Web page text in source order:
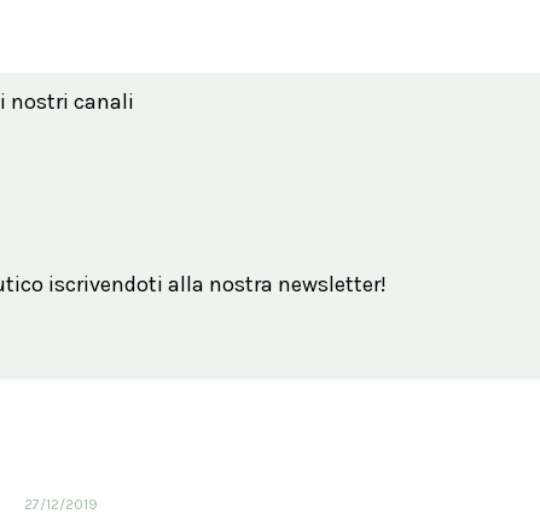
nostri canali
iscrivendoti alla nostra newsletter!
27/12/2019